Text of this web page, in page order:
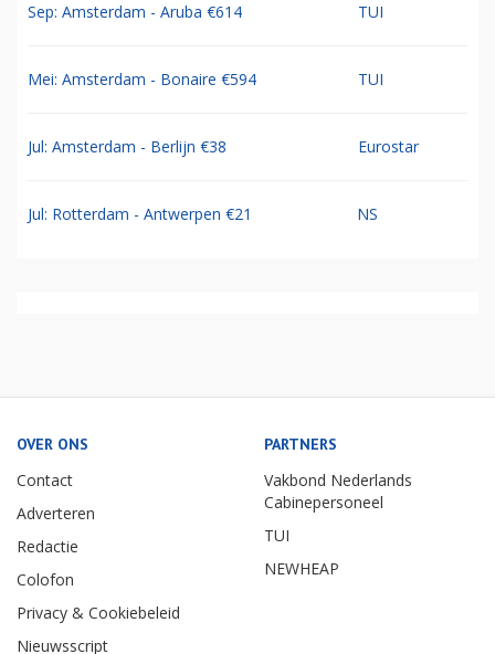
Sep: Amsterdam - Aruba €614 TUI
Mei: Amsterdam - Bonaire €594 TUI
Jul: Amsterdam - Berlijn €38 Eurostar
Jul: Rotterdam - Antwerpen €21 NS
OVER ONS
Contact
Adverteren
Redactie
Colofon
Privacy & Cookiebeleid
Nieuwsscript
PARTNERS
Vakbond Nederlands
Cabinepersoneel
TUI
NEWHEAP